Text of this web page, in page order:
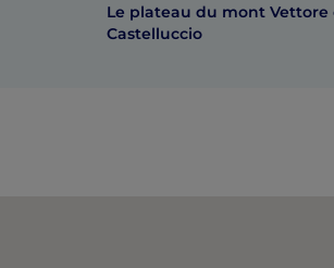
Le plateau du mont Vettore
Castelluccio